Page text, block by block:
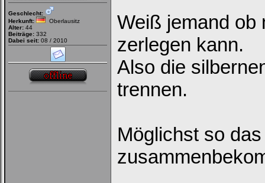
Geschlecht:
Herkunft:
Oberlausitz
Alter: 44
Beiträge: 332
Dabei seit: 08 / 2010
Weiß jemand ob
zerlegen kann.
Also die
trennen.
Möglichst so